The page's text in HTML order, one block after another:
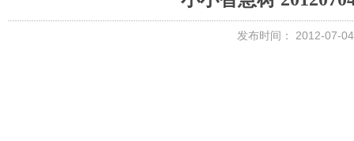
发布时间： 2012-07-